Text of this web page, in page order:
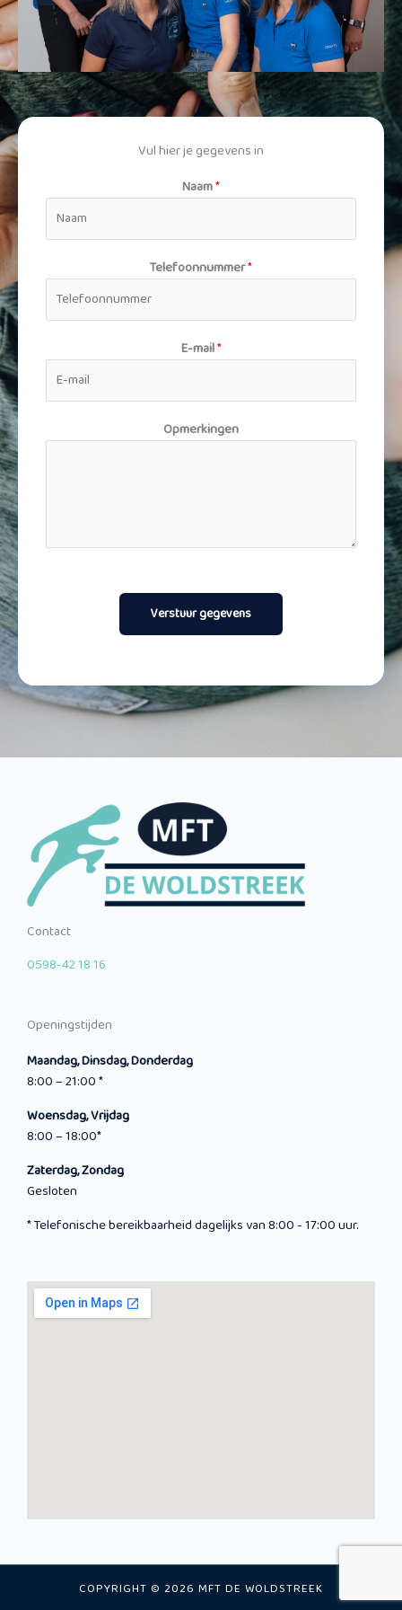
Vul hier je gegevens in
Naam*
Telefoonnummer*
E-mail*
Opmerkingen
Verstuur gegevens
Contact
0598-42 18 16
Openingstijden
Maandag, Dinsdag, Donderdag
8:00 – 21:00 *
Woensdag, Vrijdag
8:00 – 18:00*
Zaterdag, Zondag
Gesloten
* Telefonische bereikbaarheid dagelijks van 8:00 - 17:00 uur.
COPYRIGHT © 2026 MFT DE WOLDSTREEK